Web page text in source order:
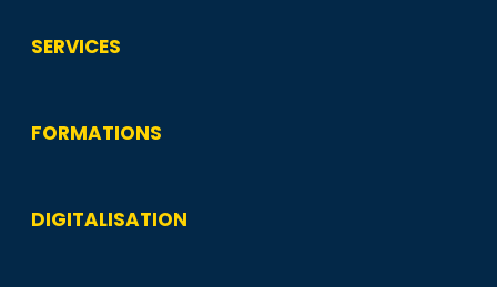
SERVICES
FORMATIONS
DIGITALISATION